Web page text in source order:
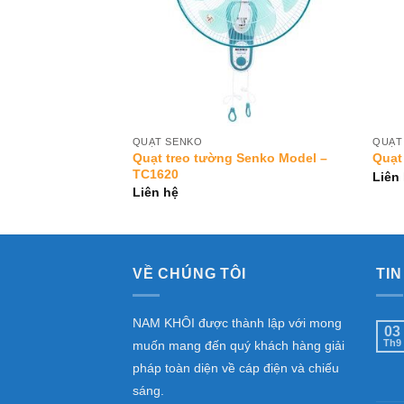
QUẠT SENKO
Quạt treo tường Senko Model –
TC1620
Liên hệ
Liên
VỀ CHÚNG TÔI
NAM KHÔI được thành lập với mong
muốn mang đến quý khách hàng giải
pháp toàn diện về cáp điện và chiếu
sáng.
03
Th9